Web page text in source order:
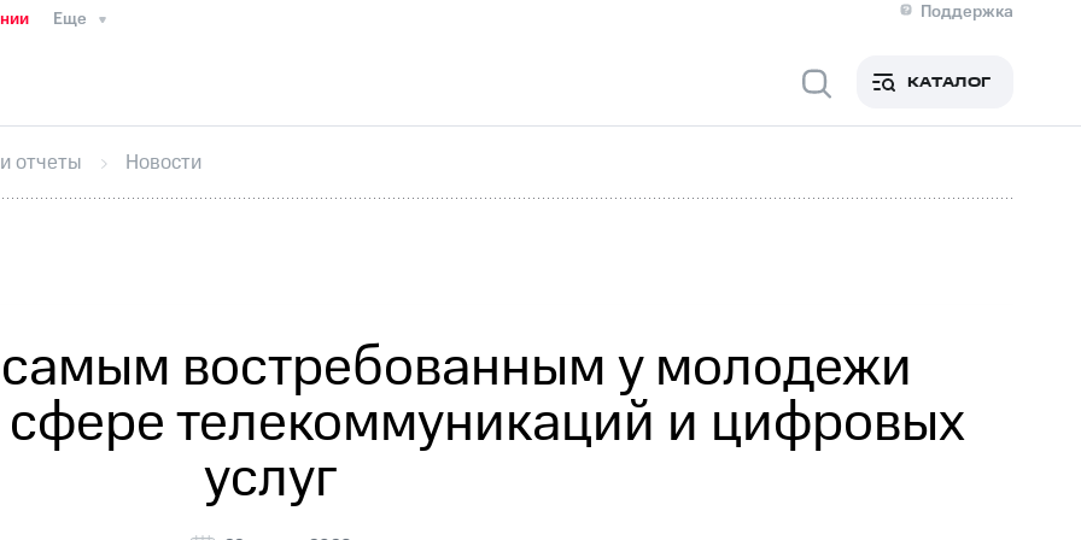
Еще
Поддержка
Медиа-центр
ИнтервьюФинансовая отчетностьКонтактыПригласить спикера
секретарьРаскрытие информации
кабинет акционераАкционерный капиталКонтроль и аудитРынок акций
КАТАЛОГ
отчеты Новости
востребованным у молодежи
сфере телекоммуникаций и цифровых
услуг